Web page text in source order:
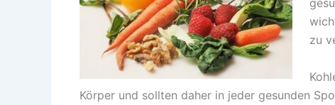
zu
Körper und sollten daher in jeder gesunden